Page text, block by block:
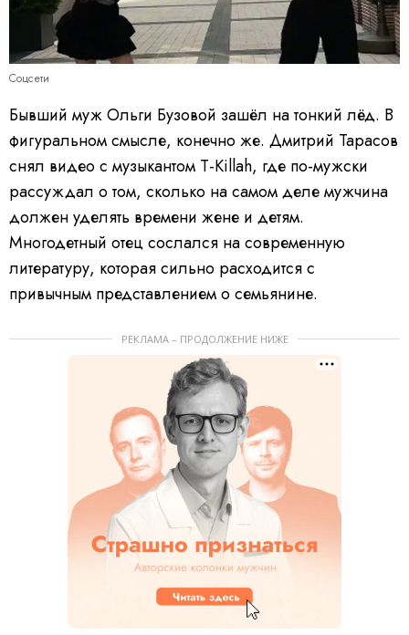
Соцсети
Бывший муж Ольги Бузовой зашёл на тонкий лёд. В
фигуральном смысле, конечно же. Дмитрий Тарасов
снял видео с музыкантом T-Killah, где по-мужски
рассуждал о том, сколько на самом деле мужчина
должен уделять времени жене и детям.
Многодетный отец сослался на современную
литературу, которая сильно расходится с
привычным представлением о семьянине.
РЕКЛАМА – ПРОДОЛЖЕНИЕ НИЖЕ